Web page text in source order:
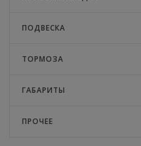
ПОДВЕСКА
ТОРМОЗА
ГАБАРИТЫ
ПРОЧЕЕ